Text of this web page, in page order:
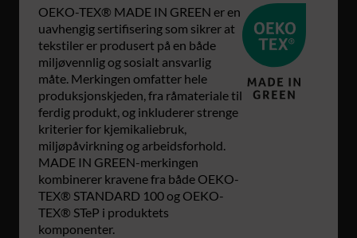
OEKO-TEX® MADE IN GREEN er en
uavhengig sertifisering som sikrer at
tekstiler er produsert på en både
miljøvennlig og sosialt ansvarlig
måte. Merkingen omfatter hele
produksjonskjeden, fra råmateriale til
ferdig produkt, og inkluderer strenge
kriterier for kjemikaliebruk,
miljøpåvirkning og arbeidsforhold.
MADE IN GREEN-merkingen
kombinerer kravene fra både OEKO-
TEX® STANDARD 100 og OEKO-
TEX® STeP i produktets
komponenter.